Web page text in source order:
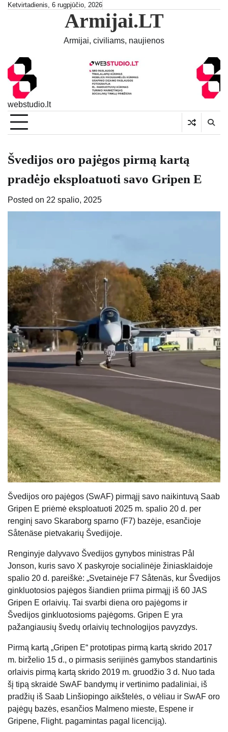
SkipKetvirtadienis, 6 rugpjūčio, 2026
Armijai.LT
Armijai, civiliams, naujienos
webstudio.lt
Švedijos oro pajėgos pirmą kartą
pradėjo eksploatuoti savo Gripen E
Posted on 22 spalio, 2025
Švedijos oro pajėgos (SwAF) pirmąjį savo naikintuvą Saab
Gripen E priėmė eksploatuoti 2025 m. spalio 20 d. per
renginį savo Skaraborg sparno (F7) bazėje, esančioje
Såtenäse pietvakarių Švedijoje.
Renginyje dalyvavo Švedijos gynybos ministras Pål
Jonson, kuris savo X paskyroje socialinėje žiniasklaidoje
spalio 20 d. pareiškė: „Svetainėje F7 Såtenäs, kur Švedijos
ginkluotosios pajėgos šiandien priima pirmąjį iš 60 JAS
Gripen E orlaivių. Tai svarbi diena oro pajėgoms ir
Švedijos ginkluotosioms pajėgoms. Gripen E yra
pažangiausių švedų orlaivių technologijos pavyzdys.
Pirmą kartą „Gripen E“ prototipas pirmą kartą skrido 2017
m. birželio 15 d., o pirmasis serijinės gamybos standartinis
orlaivis pirmą kartą skrido 2019 m. gruodžio 3 d. Nuo tada
šį tipą skraidė SwAF bandymų ir vertinimo padaliniai, iš
pradžių iš Saab Linšiopingo aikštelės, o vėliau ir SwAF oro
pajėgų bazės, esančios Malmeno mieste, Espene ir
Gripene, Flight. pagamintas pagal licenciją).